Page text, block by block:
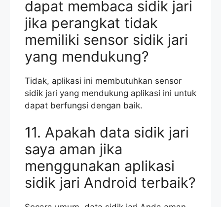
dapat membaca sidik jari
jika perangkat tidak
memiliki sensor sidik jari
yang mendukung?
Tidak, aplikasi ini membutuhkan sensor
sidik jari yang mendukung aplikasi ini untuk
dapat berfungsi dengan baik.
11. Apakah data sidik jari
saya aman jika
menggunakan aplikasi
sidik jari Android terbaik?